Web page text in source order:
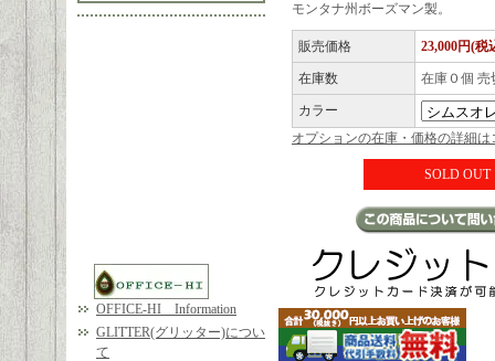
OFFICE-HI Information
GLITTER(グリッター)につい
て
モンタナ州ボーズマン製。
販売価格 23,000円(税
在庫数 在庫０個 売
カラー
オプションの在庫・価格の詳細は
SOLD OUT